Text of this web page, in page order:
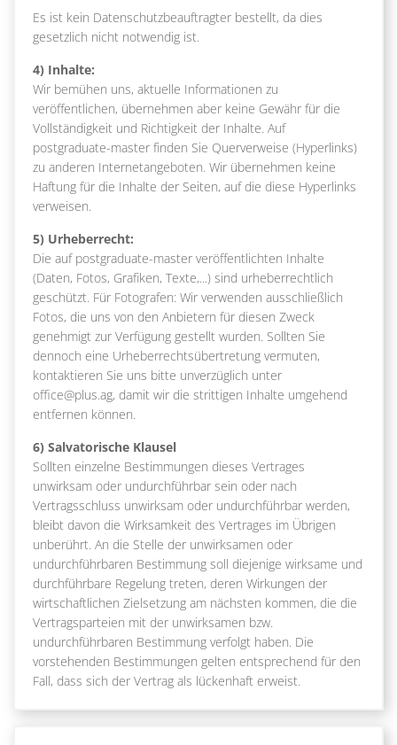
Es ist kein Datenschutzbeauftragter bestellt, da dies
gesetzlich nicht notwendig ist.
4) Inhalte:
Wir bemühen uns, aktuelle Informationen zu
veröffentlichen, übernehmen aber keine Gewähr für die
Vollständigkeit und Richtigkeit der Inhalte. Auf
postgraduate-master finden Sie Querverweise (Hyperlinks)
zu anderen Internetangeboten. Wir übernehmen keine
Haftung für die Inhalte der Seiten, auf die diese Hyperlinks
verweisen.
5) Urheberrecht:
Die auf postgraduate-master veröffentlichten Inhalte
(Daten, Fotos, Grafiken, Texte,...) sind urheberrechtlich
geschützt. Für Fotografen: Wir verwenden ausschließlich
Fotos, die uns von den Anbietern für diesen Zweck
genehmigt zur Verfügung gestellt wurden. Sollten Sie
dennoch eine Urheberrechtsübertretung vermuten,
kontaktieren Sie uns bitte unverzüglich unter
office@plus.ag, damit wir die strittigen Inhalte umgehend
entfernen können.
6) Salvatorische Klausel
Sollten einzelne Bestimmungen dieses Vertrages
unwirksam oder undurchführbar sein oder nach
Vertragsschluss unwirksam oder undurchführbar werden,
bleibt davon die Wirksamkeit des Vertrages im Übrigen
unberührt. An die Stelle der unwirksamen oder
undurchführbaren Bestimmung soll diejenige wirksame und
durchführbare Regelung treten, deren Wirkungen der
wirtschaftlichen Zielsetzung am nächsten kommen, die die
Vertragsparteien mit der unwirksamen bzw.
undurchführbaren Bestimmung verfolgt haben. Die
vorstehenden Bestimmungen gelten entsprechend für den
Fall, dass sich der Vertrag als lückenhaft erweist.